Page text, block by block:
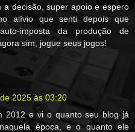
a decisão, super apoio e espero
alívio que senti depois que
imposta da produção de
sim, jogue seus jogos!
2025 às 03:20
2012 e vi o quanto seu blog já
época, e o quanto ele